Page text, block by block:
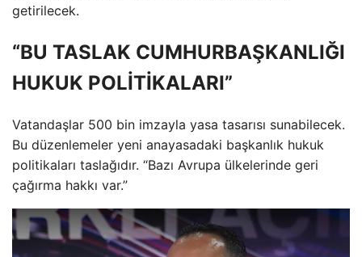
getirilecek.
“BU TASLAK CUMHURBAŞKANLIĞI
HUKUK POLİTİKALARI”
Vatandaşlar 500 bin imzayla yasa tasarısı sunabilecek.
Bu düzenlemeler yeni anayasadaki başkanlık hukuk
politikaları taslağıdır. “Bazı Avrupa ülkelerinde geri
çağırma hakkı var.”